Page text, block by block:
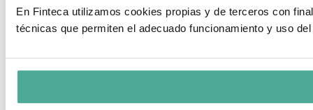
En Finteca utilizamos cookies propias y de terceros con
técnicas que permiten el adecuado funcionamiento y uso